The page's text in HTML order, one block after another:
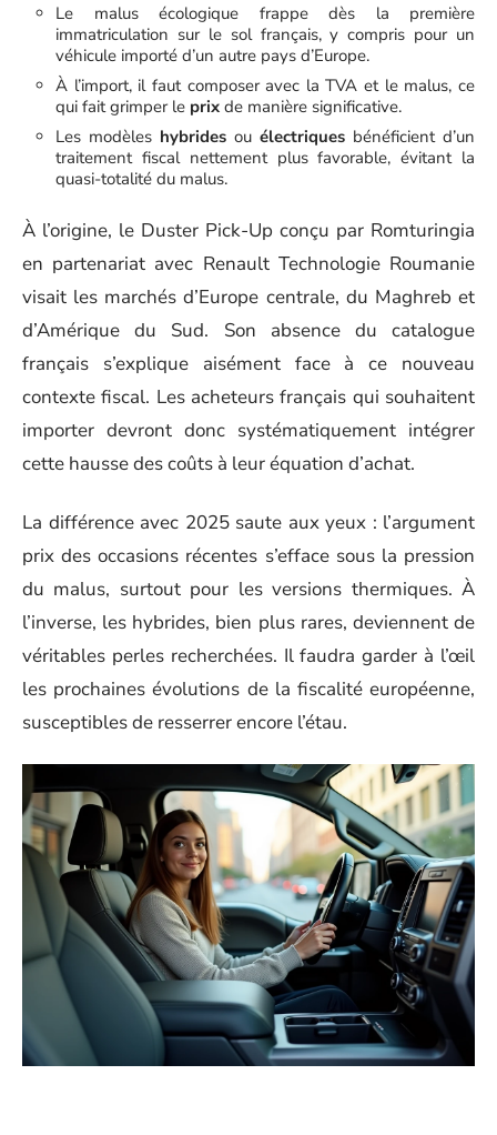
Le malus écologique frappe dès la première
immatriculation sur le sol français, y compris pour un
véhicule importé d’un autre pays d’Europe.
À l’import, il faut composer avec la TVA et le malus, ce
qui fait grimper le prix de manière significative.
Les modèles hybrides ou électriques bénéficient d’un
traitement fiscal nettement plus favorable, évitant la
quasi-totalité du malus.
À l’origine, le Duster Pick-Up conçu par Romturingia
en partenariat avec Renault Technologie Roumanie
visait les marchés d’Europe centrale, du Maghreb et
d’Amérique du Sud. Son absence du catalogue
français s’explique aisément face à ce nouveau
contexte fiscal. Les acheteurs français qui souhaitent
importer devront donc systématiquement intégrer
cette hausse des coûts à leur équation d’achat.
La différence avec 2025 saute aux yeux : l’argument
prix des occasions récentes s’efface sous la pression
du malus, surtout pour les versions thermiques. À
l’inverse, les hybrides, bien plus rares, deviennent de
véritables perles recherchées. Il faudra garder à l’œil
les prochaines évolutions de la fiscalité européenne,
susceptibles de resserrer encore l’étau.